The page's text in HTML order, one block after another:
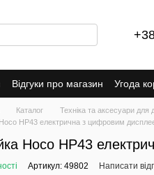
Відгуки про магазин
Угода
Каталог Техніка та аксесуари для
HP43 електрична з цифровим
Hoco HP43
Артикул: 49802 Написати